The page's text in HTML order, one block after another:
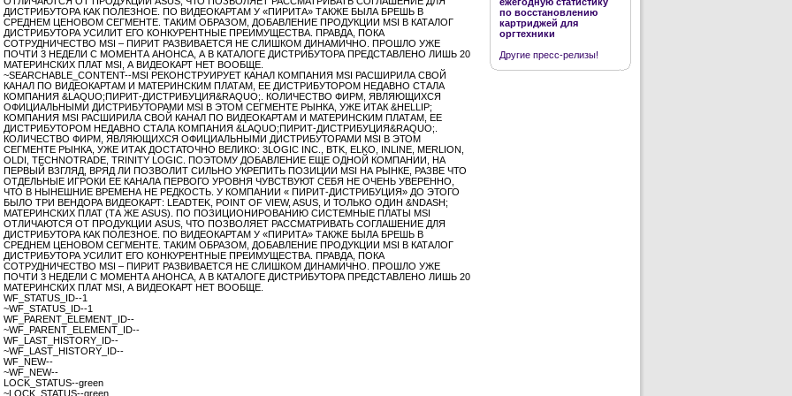
ДИСТРИБУТОРА КАК ПОЛЕЗНОЕ. ПО ВИДЕОКАРТАМ У «ПИРИТА» ТАКЖЕ БЫЛА БРЕШЬ В
СРЕДНЕМ ЦЕНОВОМ СЕГМЕНТЕ. ТАКИМ ОБРАЗОМ, ДОБАВЛЕНИЕ ПРОДУКЦИИ MSI В КАТАЛОГ
ДИСТРИБУТОРА УСИЛИТ ЕГО КОНКУРЕНТНЫЕ ПРЕИМУЩЕСТВА. ПРАВДА, ПОКА
СОТРУДНИЧЕСТВО MSI – ПИРИТ РАЗВИВАЕТСЯ НЕ СЛИШКОМ ДИНАМИЧНО. ПРОШЛО УЖЕ
ПОЧТИ 3 НЕДЕЛИ С МОМЕНТА АНОНСА, А В КАТАЛОГЕ ДИСТРИБУТОРА ПРЕДСТАВЛЕНО ЛИШЬ 20
МАТЕРИНСКИХ ПЛАТ MSI, А ВИДЕОКАРТ НЕТ ВООБЩЕ.
~SEARCHABLE_CONTENT--MSI РЕКОНСТРУИРУЕТ КАНАЛ КОМПАНИЯ MSI РАСШИРИЛА СВОЙ
КАНАЛ ПО ВИДЕОКАРТАМ И МАТЕРИНСКИМ ПЛАТАМ, ЕЕ ДИСТРИБУТОРОМ НЕДАВНО СТАЛА
КОМПАНИЯ &LAQUO;ПИРИТ-ДИСТРИБУЦИЯ&RAQUO;. КОЛИЧЕСТВО ФИРМ, ЯВЛЯЮЩИХСЯ
ОФИЦИАЛЬНЫМИ ДИСТРИБУТОРАМИ MSI В ЭТОМ СЕГМЕНТЕ РЫНКА, УЖЕ ИТАК &HELLIP;
КОМПАНИЯ MSI РАСШИРИЛА СВОЙ КАНАЛ ПО ВИДЕОКАРТАМ И МАТЕРИНСКИМ ПЛАТАМ, ЕЕ
ДИСТРИБУТОРОМ НЕДАВНО СТАЛА КОМПАНИЯ &LAQUO;ПИРИТ-ДИСТРИБУЦИЯ&RAQUO;.
КОЛИЧЕСТВО ФИРМ, ЯВЛЯЮЩИХСЯ ОФИЦИАЛЬНЫМИ ДИСТРИБУТОРАМИ MSI В ЭТОМ
СЕГМЕНТЕ РЫНКА, УЖЕ ИТАК ДОСТАТОЧНО ВЕЛИКО: 3LOGIC INC., BTK, ELKO, INLINE, MERLION,
OLDI, TECHNOTRADE, TRINITY LOGIC. ПОЭТОМУ ДОБАВЛЕНИЕ ЕЩЕ ОДНОЙ КОМПАНИИ, НА
ПЕРВЫЙ ВЗГЛЯД, ВРЯД ЛИ ПОЗВОЛИТ СИЛЬНО УКРЕПИТЬ ПОЗИЦИИ MSI НА РЫНКЕ, РАЗВЕ ЧТО
ОТДЕЛЬНЫЕ ИГРОКИ ЕЕ КАНАЛА ПЕРВОГО УРОВНЯ ЧУВСТВУЮТ СЕБЯ НЕ ОЧЕНЬ УВЕРЕННО,
ЧТО В НЫНЕШНИЕ ВРЕМЕНА НЕ РЕДКОСТЬ. У КОМПАНИИ « ПИРИТ-ДИСТРИБУЦИЯ» ДО ЭТОГО
БЫЛО ТРИ ВЕНДОРА ВИДЕОКАРТ: LEADTEK, POINT OF VIEW, ASUS, И ТОЛЬКО ОДИН &NDASH;
МАТЕРИНСКИХ ПЛАТ (ТА ЖЕ ASUS). ПО ПОЗИЦИОНИРОВАНИЮ СИСТЕМНЫЕ ПЛАТЫ MSI
ОТЛИЧАЮТСЯ ОТ ПРОДУКЦИИ ASUS, ЧТО ПОЗВОЛЯЕТ РАССМАТРИВАТЬ СОГЛАШЕНИЕ ДЛЯ
ДИСТРИБУТОРА КАК ПОЛЕЗНОЕ. ПО ВИДЕОКАРТАМ У «ПИРИТА» ТАКЖЕ БЫЛА БРЕШЬ В
СРЕДНЕМ ЦЕНОВОМ СЕГМЕНТЕ. ТАКИМ ОБРАЗОМ, ДОБАВЛЕНИЕ ПРОДУКЦИИ MSI В КАТАЛОГ
ДИСТРИБУТОРА УСИЛИТ ЕГО КОНКУРЕНТНЫЕ ПРЕИМУЩЕСТВА. ПРАВДА, ПОКА
СОТРУДНИЧЕСТВО MSI – ПИРИТ РАЗВИВАЕТСЯ НЕ СЛИШКОМ ДИНАМИЧНО. ПРОШЛО УЖЕ
ПОЧТИ 3 НЕДЕЛИ С МОМЕНТА АНОНСА, А В КАТАЛОГЕ ДИСТРИБУТОРА ПРЕДСТАВЛЕНО ЛИШЬ 20
МАТЕРИНСКИХ ПЛАТ MSI, А ВИДЕОКАРТ НЕТ ВООБЩЕ.
WF_STATUS_ID--1
~WF_STATUS_ID--1
WF_PARENT_ELEMENT_ID--
~WF_PARENT_ELEMENT_ID--
WF_LAST_HISTORY_ID--
~WF_LAST_HISTORY_ID--
WF_NEW--
~WF_NEW--
LOCK_STATUS--green
~LOCK_STATUS--green
по восстановлению
картриджей для
оргтехники
Другие пресс-релизы!